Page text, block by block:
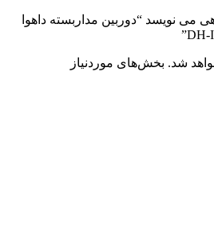
می نویسد “دوربین مداربسته داهوا
شد. بخش‌های موردنیاز